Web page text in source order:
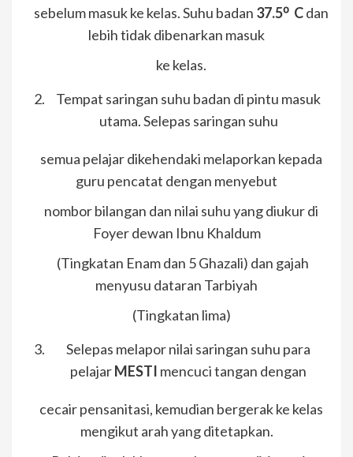
sebelum masuk ke kelas. Suhu badan 37.5⁰ Cdan
lebih tidak dibenarkan masuk
ke kelas.
Tempat saringan suhu badan di pintu masuk
utama. Selepas saringan suhu
semua pelajar dikehendaki melaporkan kepada
guru pencatat dengan menyebut
nombor bilangan dan nilai suhu yang diukur di
Foyer dewan Ibnu Khaldum
(Tingkatan Enam dan 5 Ghazali) dan gajah
menyusu dataran Tarbiyah
(Tingkatan lima)
Selepas melapor nilai saringan suhu para
pelajarMESTI mencuci tangan dengan
cecair pensanitasi, kemudian bergerak ke kelas
mengikut arah yang ditetapkan.